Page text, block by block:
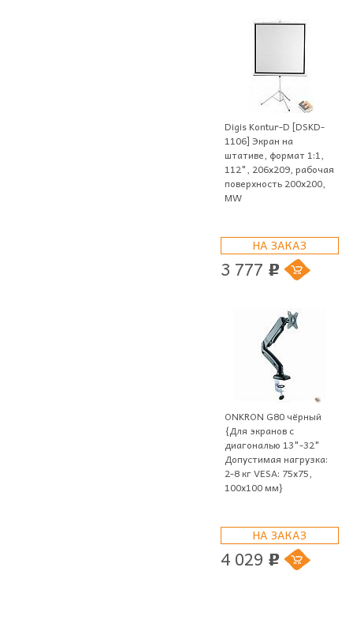
Digis Kontur-D [DSKD-
1106] Экран на
штативе, формат 1:1,
112", 206x209, рабочая
поверхность 200x200,
MW
НА ЗАКАЗ
3 777 p
ONKRON G80 чёрный
{Для экранов с
диагональю 13"-32"
Допустимая нагрузка:
2-8 кг VESA: 75x75,
100x100 мм}
НА ЗАКАЗ
4 029 p